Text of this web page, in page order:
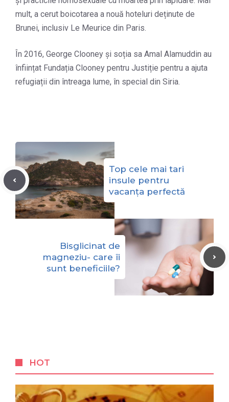
mult, a cerut boicotarea a nouă hoteluri deținute de
Brunei, inclusiv Le Meurice din Paris.
În 2016, George Clooney și soția sa Amal Alamuddin au
înființat Fundația Clooney pentru Justiție pentru a ajuta
refugiații din întreaga lume, în special din Siria.
Top cele mai tari
insule pentru
vacanța perfectă
Bisglicinat de
magneziu- care îi
sunt beneficiile?
HOT